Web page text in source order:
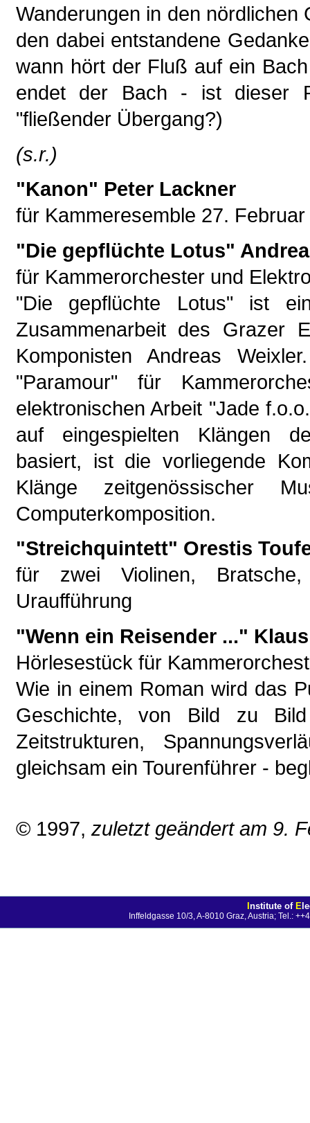
Wanderungen in den
den dabei entstandene
wann hört der Fluß auf ein
endet der Bach - ist dieser
"fließender Übergang?)
(s.r.)
"Kanon" Peter Lackner
für Kammeresemble 27.
"Die gepflüchte Lotus"
für Kammerorchester und
"Die gepflüchte Lotus" ist
Zusammenarbeit des Grazer
Komponisten Andreas
"Paramour" für
elektronischen Arbeit "Jade
auf eingespielten Klängen
basiert, ist die vorliegende
Klänge zeitgenössischer
Computerkomposition.
"Streichquintett" Orestis
für zwei Violinen,
Uraufführung
"Wenn ein Reisender ..."
Hörlesestück für
Wie in einem Roman wird das
Geschichte, von Bild zu
Zeitstrukturen,
gleichsam ein Tourenführer -
© 1997, zuletzt geändert am 9.
Institute of E
Inffeldgasse 10/3, A-8010 Graz, Austria; Tel.: